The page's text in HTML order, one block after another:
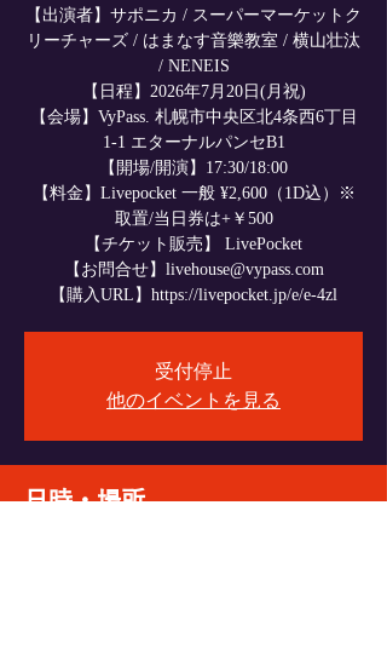
【出演者】サポニカ / スーパーマーケットク
リーチャーズ / はまなす音樂教室 / 横山壮汰
/ NENEIS
【日程】2026年7月20日(月祝)
【会場】VyPass. 札幌市中央区北4条西6丁目
1-1 エターナルパンセB1
【開場/開演】17:30/18:00
【料金】Livepocket 一般 ¥2,600（1D込）※
取置/当日券は+￥500
【チケット販売】 LivePocket
【お問合せ】livehouse@vypass.com
【購入URL】https://livepocket.jp/e/e-4zl
受付停止
他のイベントを見る
日時・場所